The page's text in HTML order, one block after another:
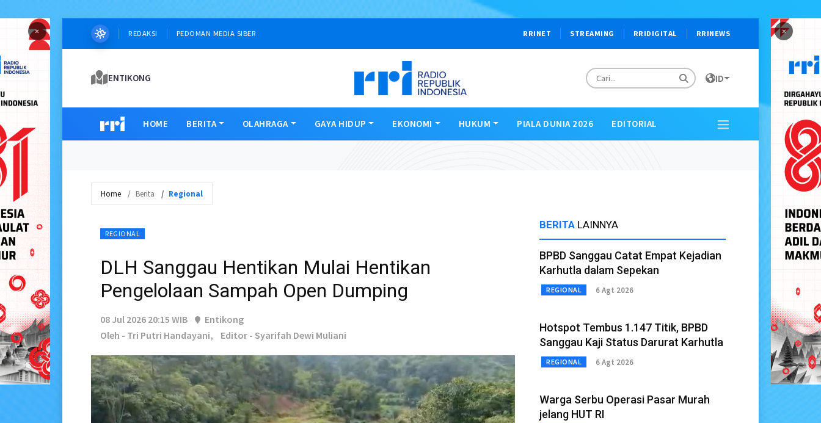
× ×
REDAKSI PEDOMAN MEDIA SIBER RRINET STREAMING RRIDIGITAL RRINEWS
ENTIKONG ID
HOME BERITA OLAHRAGA GAYA HIDUP EKONOMI HUKUM PIALA DUNIA 2026 EDITORIAL
Home Berita Regional
REGIONAL
DLH Sanggau Hentikan Mulai Hentikan
Pengelolaan Sampah Open Dumping
08 Jul 2026 20:15 WIB
Entikong
Oleh - Tri Putri Handayani,
Editor - Syarifah Dewi Muliani
BERITA LAINNYA
BPBD Sanggau Catat Empat Kejadian
Karhutla dalam Sepekan
REGIONAL 6 Agt 2026
Hotspot Tembus 1.147 Titik, BPBD
Sanggau Kaji Status Darurat Karhutla
REGIONAL 6 Agt 2026
Warga Serbu Operasi Pasar Murah
jelang HUT RI